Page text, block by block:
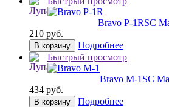
Bravo P-1RSC
210 руб.
В корзину
Подробнее
Быстрый просмотр
Bravo M-1 SC
434 руб.
В корзину
Подробнее